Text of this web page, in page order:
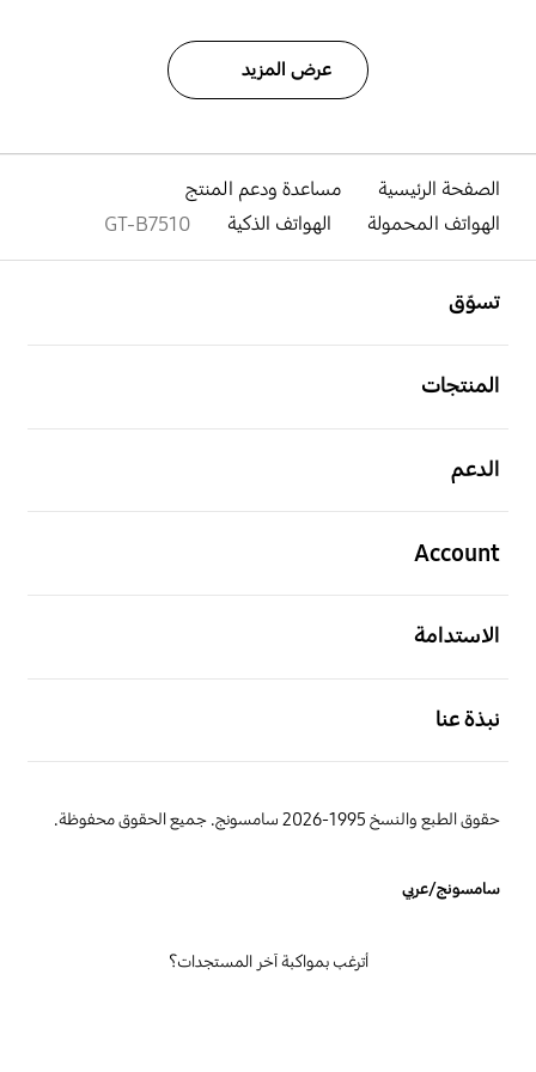
عرض المزيد
الصفحة الرئيسية
مساعدة ودعم المنتج
الهواتف المحمولة
الهواتف الذكية GT-B7510
تسوّق
المنتجات
الدعم
Account
الاستدامة
نبذة عنا
حقوق الطبع والنسخ 1995-2026 سامسونج. جميع الحقوق محفوظة.
سامسونج/عربي
أترغب بمواكبة آخر المستجدات؟